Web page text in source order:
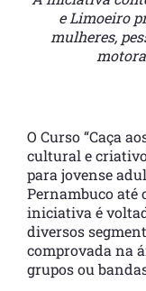
e Limoeiro
mulheres,
O Curso “Caça
cultural e
para jovense
Pernambuco até
iniciativa é
diversos
comprovada na
grupos ou